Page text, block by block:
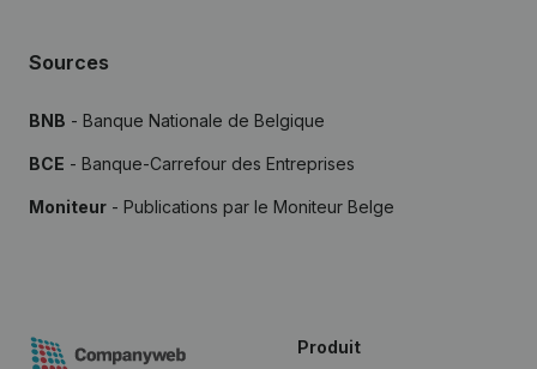
Sources
BNB - Banque Nationale de Belgique
BCE - Banque-Carrefour des Entreprises
Moniteur - Publications par le Moniteur Belge
Produit